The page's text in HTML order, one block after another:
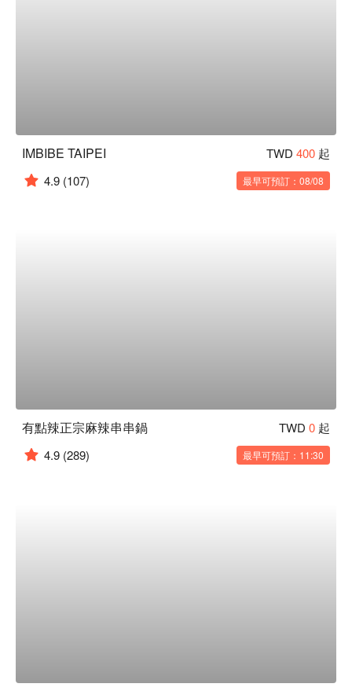
IMBIBE TAIPEI TWD 400 起
4.9 (107) 最早可預訂：08/08
有點辣正宗麻辣串串鍋 TWD 0 起
4.9 (289) 最早可預訂：11:30